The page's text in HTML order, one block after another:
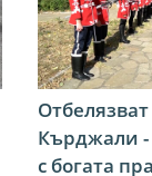
Кърджали -
с богата